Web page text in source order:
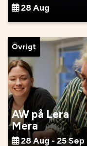
28 Aug
Övrigt
AW på Lera
Mera
28 Aug - 25 Sep